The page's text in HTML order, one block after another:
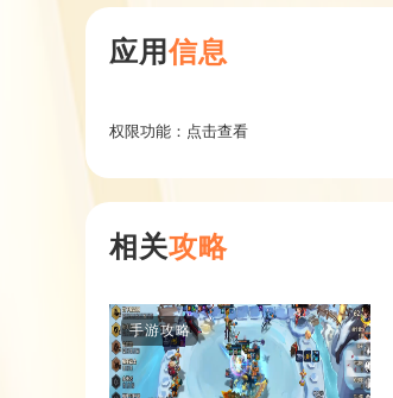
应用信息
权限功能： 点击查看
相关攻略
手游攻略